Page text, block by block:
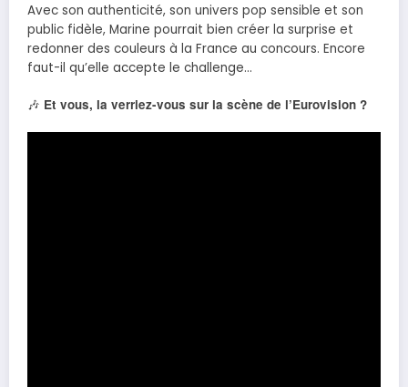
Avec son authenticité, son univers pop sensible et son
public fidèle, Marine pourrait bien créer la surprise et
redonner des couleurs à la France au concours. Encore
faut-il qu’elle accepte le challenge…
🎶 Et vous, la verriez-vous sur la scène de l’Eurovision ?